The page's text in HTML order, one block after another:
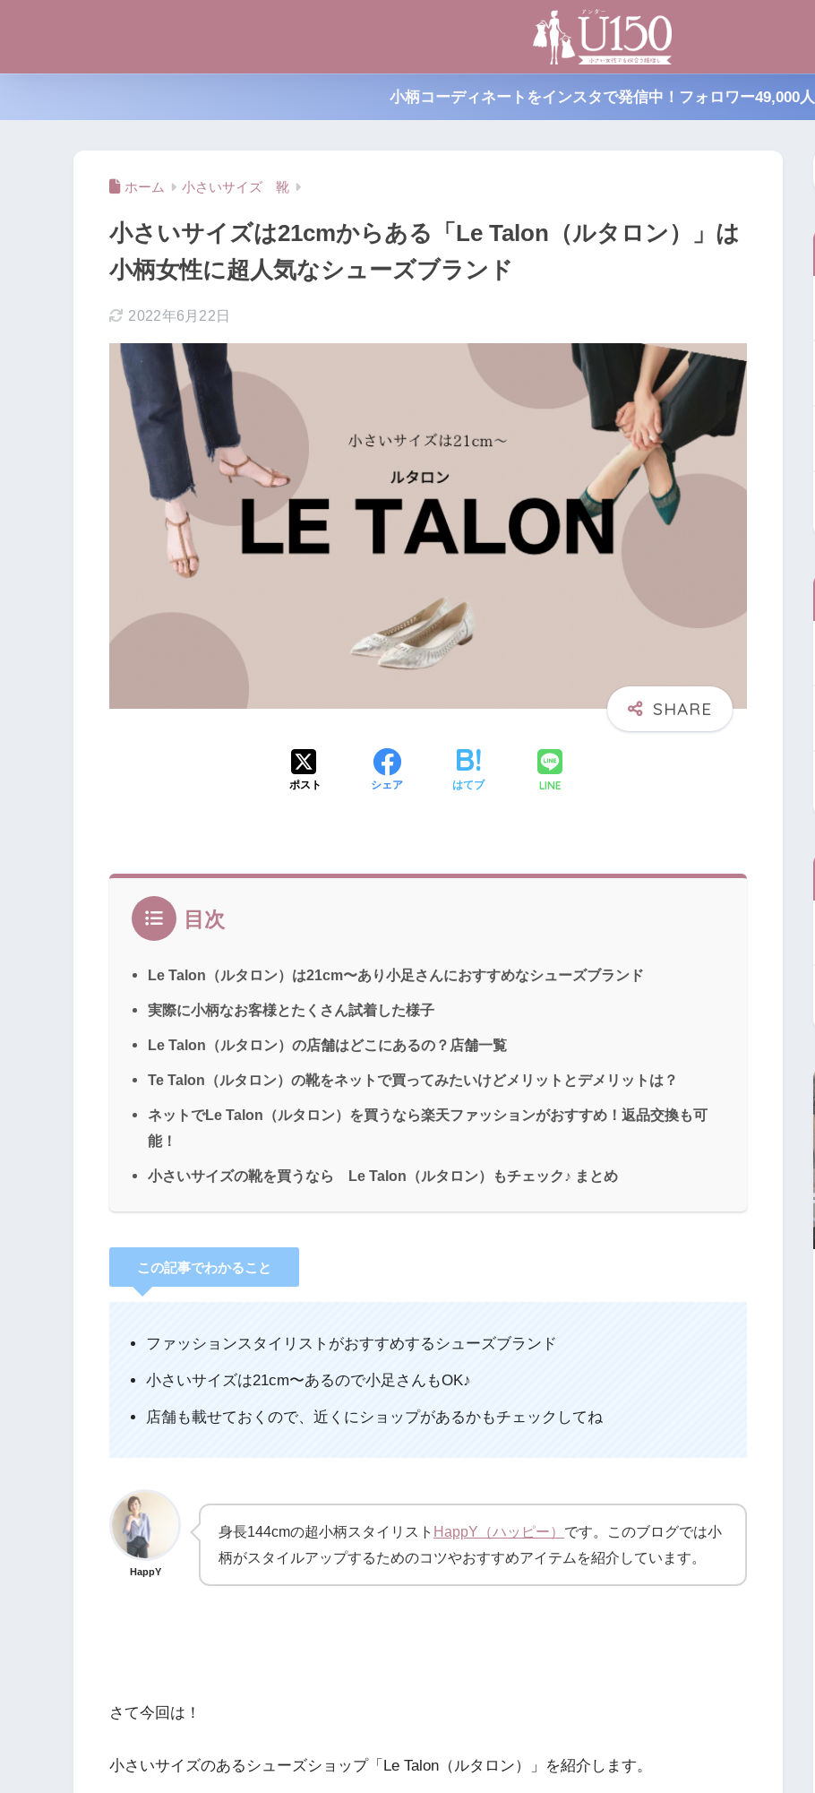
小柄コーディネートをインスタで発信中！フォロワー49,000人
ホーム 小さいサイズ 靴
小さいサイズは21cmからある「Le Talon（ルタロン）」は
小柄女性に超人気なシューズブランド
2022年6月22日
ポスト シェア はてブ LINE
目次
Le Talon（ルタロン）は21cm〜あり小足さんにおすすめなシューズブランド
実際に小柄なお客様とたくさん試着した様子
Le Talon（ルタロン）の店舗はどこにあるの？店舗一覧
Te Talon（ルタロン）の靴をネットで買ってみたいけどメリットとデメリットは？
ネットでLe Talon（ルタロン）を買うなら楽天ファッションがおすすめ！返品交換も可
能！
小さいサイズの靴を買うなら Le Talon（ルタロン）もチェック♪ まとめ
この記事でわかること
ファッションスタイリストがおすすめするシューズブランド
小さいサイズは21cm〜あるので小足さんもOK♪
店舗も載せておくので、近くにショップがあるかもチェックしてね
HappY
身長144cmの超小柄スタイリスト HappY（ハッピー） です。このブログでは小
柄がスタイルアップするためのコツやおすすめアイテムを紹介しています。
さて今回は！
小さいサイズのあるシューズショップ「Le Talon（ルタロン）」を紹介します。